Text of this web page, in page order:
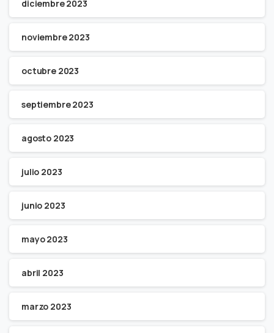
diciembre 2023
noviembre 2023
octubre 2023
septiembre 2023
agosto 2023
julio 2023
junio 2023
mayo 2023
abril 2023
marzo 2023